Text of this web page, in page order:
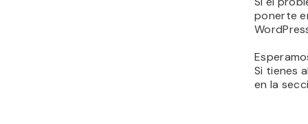
ponerte
Si tienes
en la